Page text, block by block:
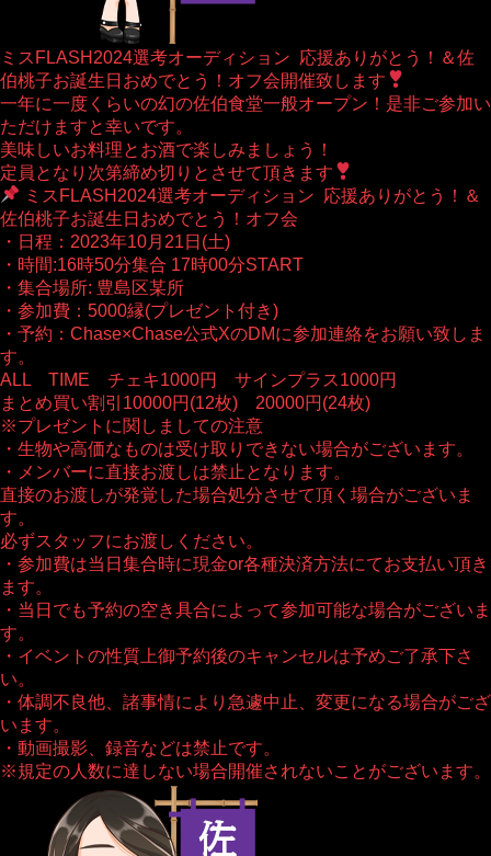
ミスFLASH2024選考オーディション 応援ありがとう！＆佐
伯桃子お誕生日おめでとう！オフ会開催致します
一年に一度くらいの幻の佐伯食堂一般オープン！是非ご参加い
ただけますと幸いです。
美味しいお料理とお酒で楽しみましょう！
定員となり次第締め切りとさせて頂きます
ミスFLASH2024選考オーディション 応援ありがとう！＆
佐伯桃子お誕生日おめでとう！オフ会
・日程：2023年10月21日(土)
・時間:16時50分集合 17時00分START
・集合場所: 豊島区某所
・参加費：5000縁(プレゼント付き)
・予約：Chase×Chase公式XのDMに参加連絡をお願い致しま
す。
ALL TIME チェキ1000円 サインプラス1000円
まとめ買い割引10000円(12枚) 20000円(24枚)
※プレゼントに関しましての注意
・生物や高価なものは受け取りできない場合がございます。
・メンバーに直接お渡しは禁止となります。
直接のお渡しが発覚した場合処分させて頂く場合がございま
す。
必ずスタッフにお渡しください。
・参加費は当日集合時に現金or各種決済方法にてお支払い頂き
ます。
・当日でも予約の空き具合によって参加可能な場合がございま
す。
・イベントの性質上御予約後のキャンセルは予めご了承下さ
い。
・体調不良他、諸事情により急遽中止、変更になる場合がござ
います。
・動画撮影、録音などは禁止です。
※規定の人数に達しない場合開催されないことがございます。